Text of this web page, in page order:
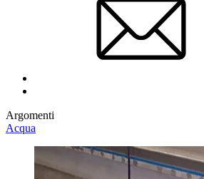
Argomenti
Acqua